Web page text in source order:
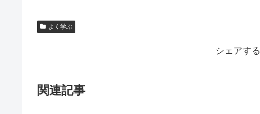
よく学ぶ
シェアする
関連記事